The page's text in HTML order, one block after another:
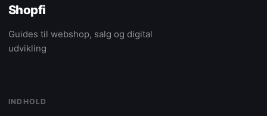
Shopfi
Guides til webshop, salg og digital
udvikling
INDHOLD